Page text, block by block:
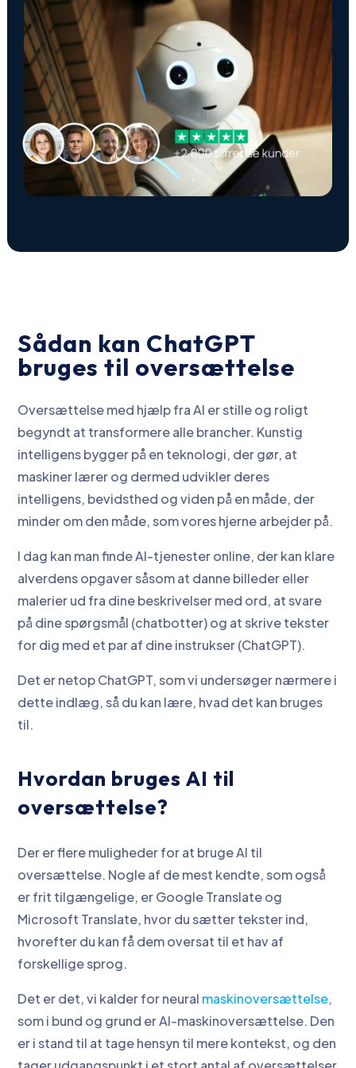
Sådan kan ChatGPT
bruges til oversættelse
Oversættelse med hjælp fra AI er stille og roligt
begyndt at transformere alle brancher. Kunstig
intelligens bygger på en teknologi, der gør, at
maskiner lærer og dermed udvikler deres
intelligens, bevidsthed og viden på en måde, der
minder om den måde, som vores hjerne arbejder på.
I dag kan man finde AI-tjenester online, der kan klare
alverdens opgaver såsom at danne billeder eller
malerier ud fra dine beskrivelser med ord, at svare
på dine spørgsmål (chatbotter) og at skrive tekster
for dig med et par af dine instrukser (ChatGPT).
Det er netop ChatGPT, som vi undersøger nærmere i
dette indlæg, så du kan lære, hvad det kan bruges
til.
Hvordan bruges AI til
oversættelse?
Der er flere muligheder for at bruge AI til
oversættelse. Nogle af de mest kendte, som også
er frit tilgængelige, er Google Translate og
Microsoft Translate, hvor du sætter tekster ind,
hvorefter du kan få dem oversat til et hav af
forskellige sprog.
Det er det, vi kalder for neural maskinoversættelse,
som i bund og grund er AI-maskinoversættelse. Den
er i stand til at tage hensyn til mere kontekst, og den